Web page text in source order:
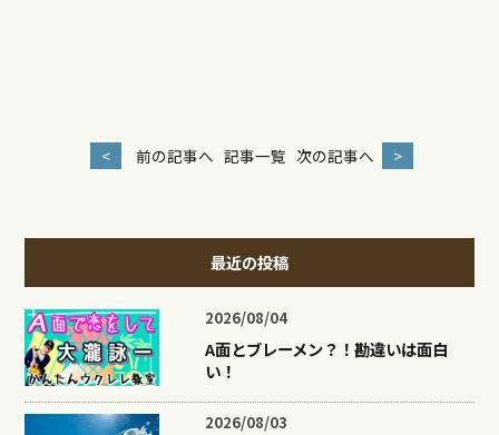
< 前の記事へ 記事一覧 次の記事へ >
最近の投稿
2026/08/04
A面とブレーメン？！勘違いは面白
い！
2026/08/03